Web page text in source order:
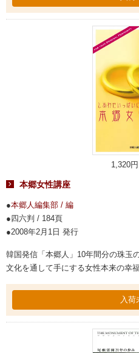
1,320
本郷女性講座
本郷人編集部 / 編
四六判 / 184頁
2008年2月1日 発行
韓国発信「本郷人」10年間分の珠玉
文化を通して手にする女性本来の幸
入荷